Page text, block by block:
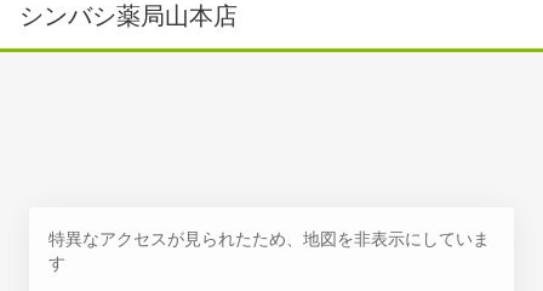
シンバシ薬局山本店
特異なアクセスが見られたため、地図を非表示にしていま
す